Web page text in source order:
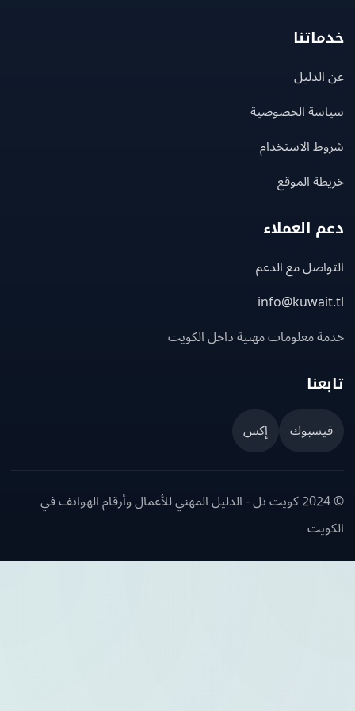
الخصوصية
الاستخدام
الموقع
العملاء
مع الدعم
معلومات مهنية داخل الكويت
إكس
© 2024 كويت تل - الدليل المهني للأعمال وأرقام الهواتف في